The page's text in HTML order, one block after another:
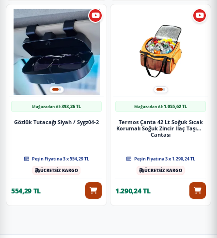
Mağazadan Al:393,26 TL
Gözlük Tutacağı Siyah / Sygz04-2
Peşin Fiyatına 3 x 554,29 TL
ÜCRETSİZ KARGO
554,29 TL
Mağazadan Al:1.055,62 TL
Termos Çanta 42 Lt Soğuk Sıcak
Korumalı Soğuk Zincir Ilaç Taşıma
Çantası
Peşin Fiyatına 3 x 1.290,24 TL
ÜCRETSİZ KARGO
1.290,24 TL